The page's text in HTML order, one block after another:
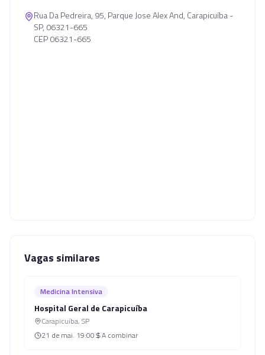
Rua Da Pedreira, 95, Parque Jose Alex And, Carapicuíba -
SP, 06321-665
CEP 06321-665
Vagas similares
Medicina Intensiva
Hospital Geral de Carapicuíba
Carapicuíba, SP
21 de mai. 19:00 A combinar